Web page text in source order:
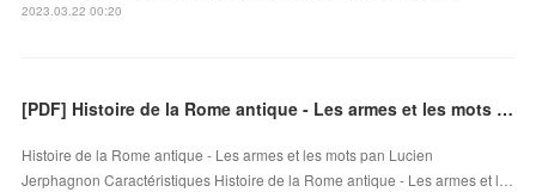
2023.03.22 00:20
[PDF] Histoire de la Rome antique - Les armes et les mots by Lucien Jerphagnon
Histoire de la Rome antique - Les armes et les mots pan Lucien
Jerphagnon Caractéristiques Histoire de la Rome antique - Les armes et l…